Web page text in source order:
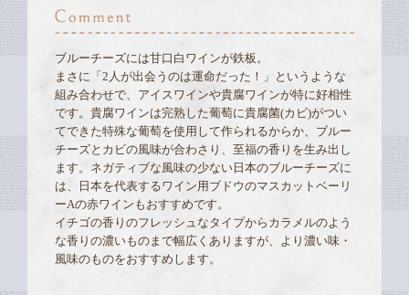
ブルーチーズには甘口白ワインが鉄板。
まさに「2人が出会うのは運命だった！」というような
組み合わせで、アイスワインや貴腐ワインが特に好相性
です。貴腐ワインは完熟した葡萄に貴腐菌(カビ)がつい
てできた特殊な葡萄を使用して作られるからか、ブルー
チーズとカビの風味が合わさり、至福の香りを生み出し
ます。ネガティブな風味の少ない日本のブルーチーズに
は、日本を代表するワイン用ブドウのマスカットベーリ
ーAの赤ワインもおすすめです。
イチゴの香りのフレッシュなタイプからカラメルのよう
な香りの濃いものまで幅広くありますが、より濃い味・
風味のものをおすすめします。